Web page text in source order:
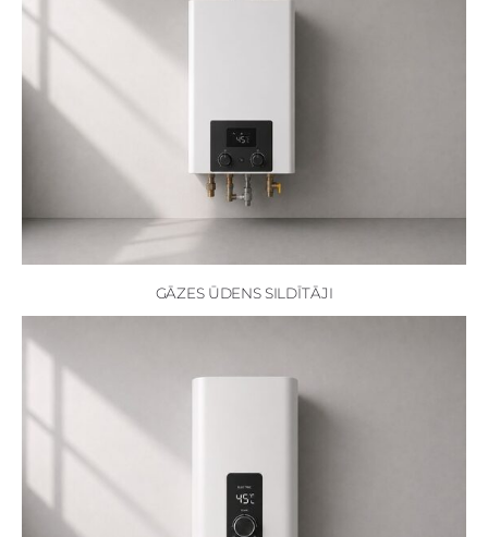
GĀZES ŪDENS SILDĪTĀJI